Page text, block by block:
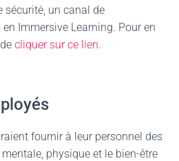
sécurité, un canal de
Immersive Learning. Pour en
cliquer sur ce lien.
fournir à leur personnel des
physique et le bien-être